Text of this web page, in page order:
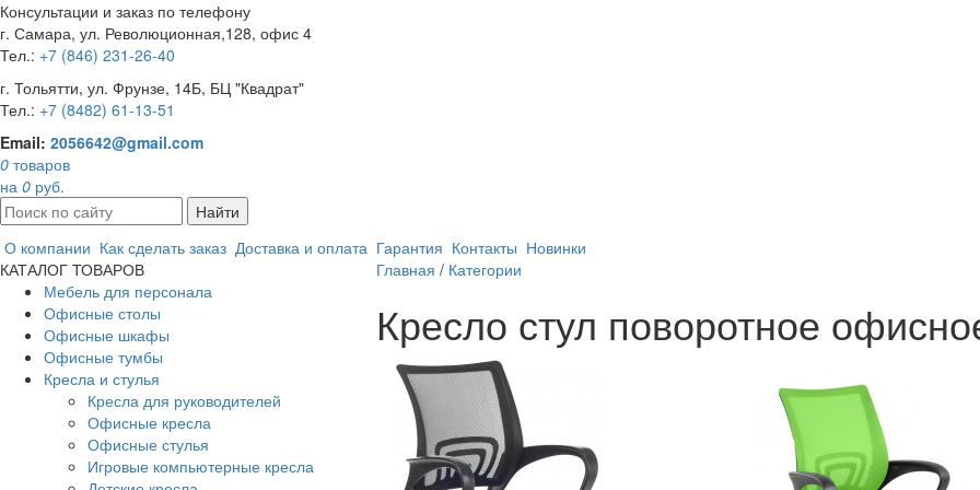
Консультации и заказ по телефону
г. Самара, ул. Революционная,128, офис 4
Тел.: +7 (846) 231-26-40
г. Тольятти, ул. Фрунзе, 14Б, БЦ "Квадрат"
Тел.: +7 (8482) 61-13-51
Email: 2056642@gmail.com
0 товаров
на 0 руб.
Найти
О компании Как сделать заказ Доставка и оплата Гарантия Контакты Новинки
КАТАЛОГ ТОВАРОВ
Мебель для персонала
Офисные столы
Офисные шкафы
Офисные тумбы
Кресла и стулья
Кресла для руководителей
Офисные кресла
Офисные стулья
Игровые компьютерные кресла
Главная / Категории
Кресло стул поворотное